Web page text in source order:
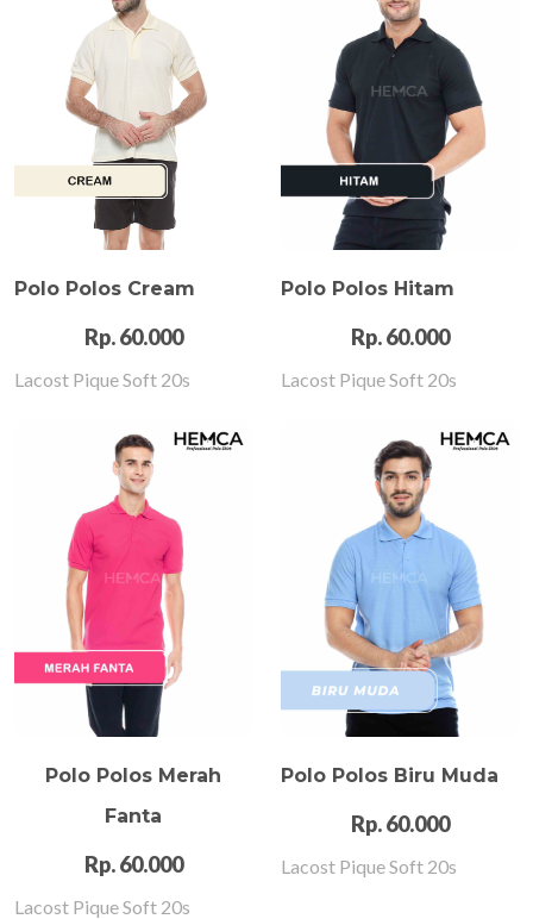
Polo Polos Cream
Rp. 60.000
Lacost Pique Soft 20s
Polo Polos Hitam
Rp. 60.000
Lacost Pique Soft 20s
Polo Polos Merah
Fanta
Rp. 60.000
Lacost Pique Soft 20s
Polo Polos Biru Muda
Rp. 60.000
Lacost Pique Soft 20s